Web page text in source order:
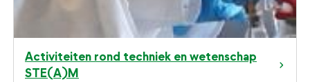
Activiteiten rond techniek en wetenschap
STE(A)M